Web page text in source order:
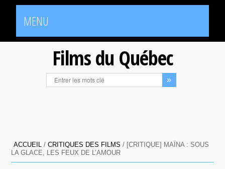
MENU
Films du Québec
ACCUEIL /CRITIQUES DES FILMS / [CRITIQUE] MAÏNA : SOUS
LA GLACE, LES FEUX DE L’AMOUR